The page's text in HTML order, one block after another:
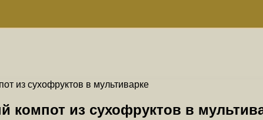
из сухофруктов в мультиварке
компот из сухофруктов в